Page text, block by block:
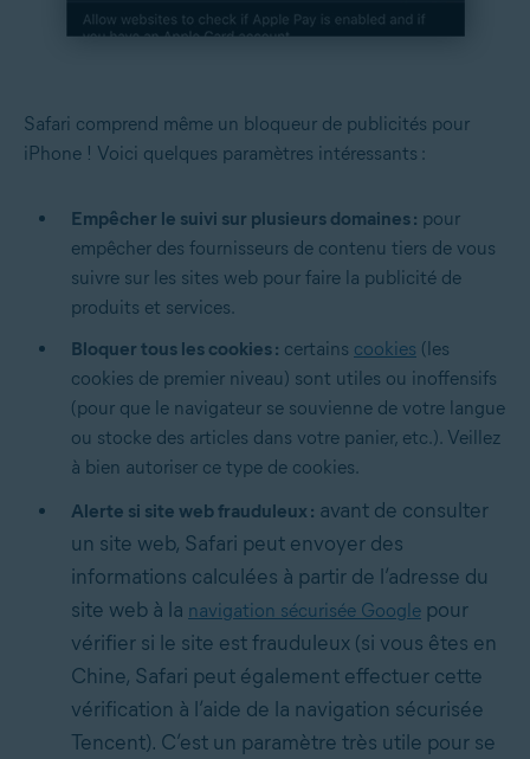
Safari comprend même un bloqueur de publicités pour
iPhone ! Voici quelques paramètres intéressants :
Empêcher le suivi sur plusieurs domaines : pour
empêcher des fournisseurs de contenu tiers de vous
suivre sur les sites web pour faire la publicité de
produits et services.
Bloquer tous les cookies : certains cookies (les
cookies de premier niveau) sont utiles ou inoffensifs
(pour que le navigateur se souvienne de votre langue
ou stocke des articles dans votre panier, etc.). Veillez
à bien autoriser ce type de cookies.
Alerte si site web frauduleux : avant de consulter
un site web, Safari peut envoyer des
informations calculées à partir de l’adresse du
site web à la navigation sécurisée Google pour
vérifier si le site est frauduleux (si vous êtes en
Chine, Safari peut également effectuer cette
vérification à l’aide de la navigation sécurisée
Tencent). C’est un paramètre très utile pour se